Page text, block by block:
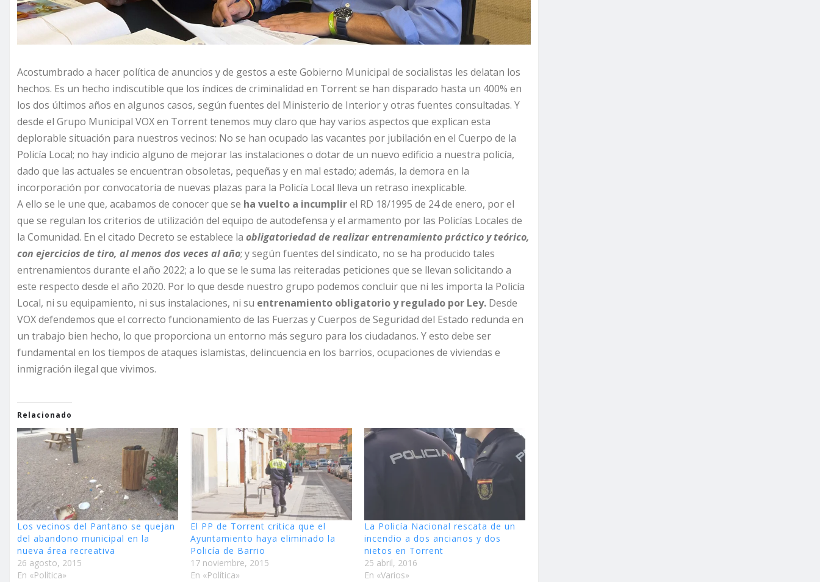
Acostumbrado a hacer política de anuncios y de gestos a este Gobierno Municipal de socialistas les delatan los
hechos. Es un hecho indiscutible que los índices de criminalidad en Torrent se han disparado hasta un 400% en
los dos últimos años en algunos casos, según fuentes del Ministerio de Interior y otras fuentes consultadas. Y
desde el Grupo Municipal VOX en Torrent tenemos muy claro que hay varios aspectos que explican esta
deplorable situación para nuestros vecinos: No se han ocupado las vacantes por jubilación en el Cuerpo de la
Policía Local; no hay indicio alguno de mejorar las instalaciones o dotar de un nuevo edificio a nuestra policía,
dado que las actuales se encuentran obsoletas, pequeñas y en mal estado; además, la demora en la
incorporación por convocatoria de nuevas plazas para la Policía Local lleva un retraso inexplicable.
A ello se le une que, acabamos de conocer que se ha vuelto a incumplirel RD 18/1995 de 24 de enero, por el
que se regulan los criterios de utilización del equipo de autodefensa y el armamento por las Policías Locales de
la Comunidad. En el citado Decreto se establece la obligatoriedad de realizar entrenamiento práctico y teórico,
con ejercicios de tiro, al menos dos veces al año; y según fuentes del sindicato, no se ha producido tales
entrenamientos durante el año 2022; a lo que se le suma las reiteradas peticiones que se llevan solicitando a
este respecto desde el año 2020. Por lo que desde nuestro grupo podemos concluir que ni les importa la Policía
Local, ni su equipamiento, ni sus instalaciones, ni su entrenamiento obligatorio y regulado por Ley. Desde
VOX defendemos que el correcto funcionamiento de las Fuerzas y Cuerpos de Seguridad del Estado redunda en
un trabajo bien hecho, lo que proporciona un entorno más seguro para los ciudadanos. Y esto debe ser
fundamental en los tiempos de ataques islamistas, delincuencia en los barrios, ocupaciones de viviendas e
inmigración ilegal que vivimos.
Relacionado
Los vecinos del Pantano se quejan
del abandono municipal en la
nueva área recreativa
26 agosto, 2015
En «Política»
El PP de Torrent critica que el
Ayuntamiento haya eliminado la
Policía de Barrio
17 noviembre, 2015
En «Política»
La Policía Nacional rescata de un
incendio a dos ancianos y dos
nietos en Torrent
25 abril, 2016
En «Varios»